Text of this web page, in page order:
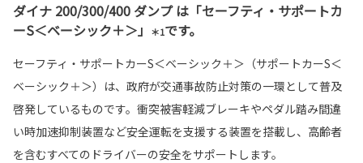
ダイナ 200/300/400 ダンプ は「セーフティ・サポートカ
ーS＜ベーシック＋＞」
＊1です。
セーフティ・サポートカーS＜ベーシック＋＞（サポートカーS＜
ベーシック＋＞）は、政府が交通事故防止対策の一環として普及
啓発しているものです。衝突被害軽減ブレーキやペダル踏み間違
い時加速抑制装置など安全運転を支援する装置を搭載し、高齢者
を含むすべてのドライバーの安全をサポートします。